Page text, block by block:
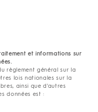
et informations sur
règlement général sur la
lois nationales sur la
ainsi que d'autres
données est :